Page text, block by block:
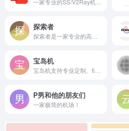
探索者
宝岛机
P男和他的朋友们
一家极简的机场！